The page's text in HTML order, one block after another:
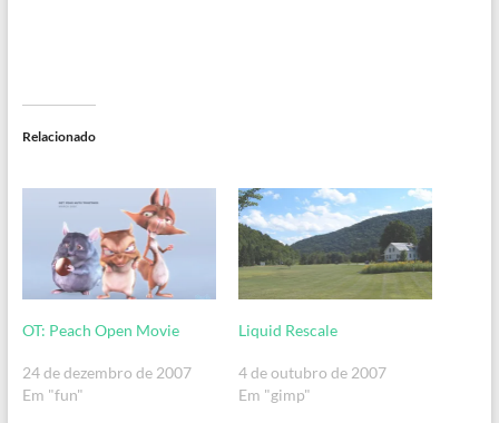
Relacionado
OT: Peach Open Movie
24 de dezembro de 2007
Em "fun"
Liquid Rescale
4 de outubro de 2007
Em "gimp"